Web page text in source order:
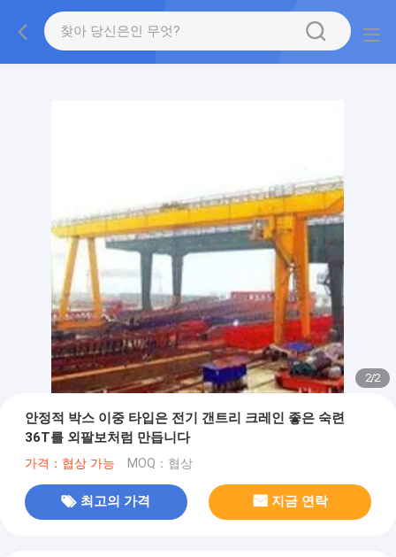
gtag('config', 'G-QWE9HWC3PF', {cookie_flags:
"SameSite=None;Secure"});
2/2
안정적 박스 이중 타입은 전기 갠트리 크레인 좋은 숙련
36T를 외팔보처럼 만듭니다
가격：협상 가능 MOQ：협상
최고의 가격 지금 연락